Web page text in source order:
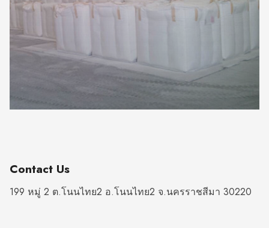
Contact Us
199 หมู่ 2 ต.โนนไทย2 อ.โนนไทย2 จ.นครราชสีมา 30220